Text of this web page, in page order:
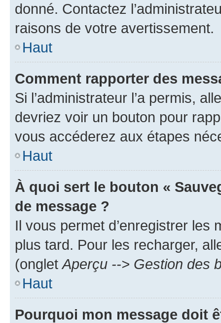
donné. Contactez
raisons de votre avertissement.
Haut
Comment rapporter des
Si l’administrateur l’a permis,
devriez voir un bouton pour
vous accéderez aux étapes
Haut
À quoi sert le bouton «
de message ?
Il vous permet d’enregistrer
plus tard. Pour les recharger,
(ongletAperçu --> Gestion des
Haut
Pourquoi mon message doit